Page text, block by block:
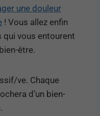
une douleur
! Vous allez enfin
qui vous entourent
être.
ve. Chaque
d’un bien-